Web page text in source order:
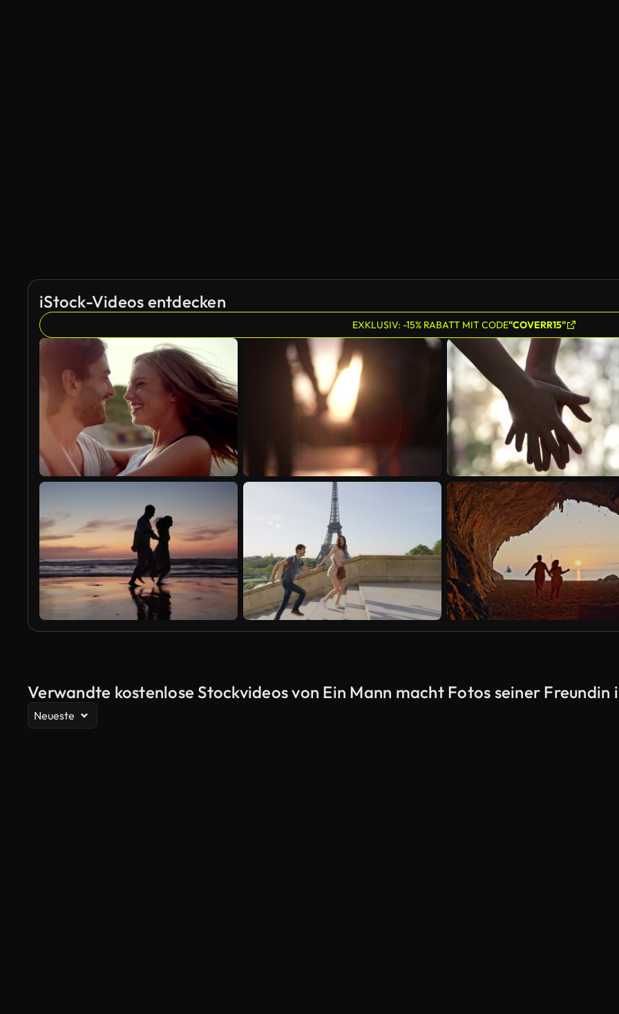
iStock-Videos entdecken
EXKLUSIV: -15% RABATT MIT CODE"COVERR15"
Verwandte kostenlose Stockvideos von Ein Mann macht Fotos seiner
Neueste